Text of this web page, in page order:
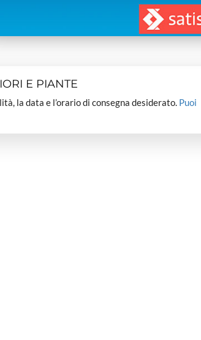
E PIANTE
la data e l’orario di consegna desiderato. Puoi